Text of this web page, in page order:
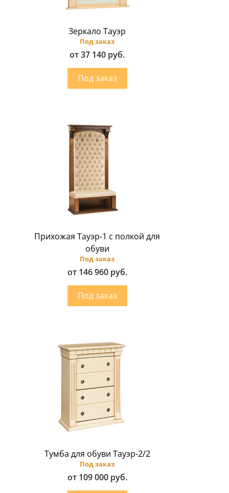
Зеркало Тауэр
Под заказ
от 37 140 руб.
Прихожая Тауэр-1 с полкой для
обуви
Под заказ
от 146 960 руб.
Тумба для обуви Тауэр-2/2
Под заказ
от 109 000 руб.